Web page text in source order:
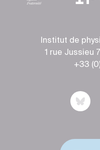
Institut de
1 rue Jussieu
+33